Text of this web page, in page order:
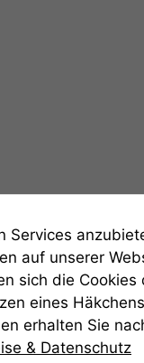
Services
auf unserer
sich die
eines
erhalten Sie
& Datenschutz